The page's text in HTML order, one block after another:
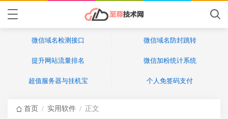
微信域名检测接口 微信域名防封跳转
提升网站流量排名 微信加粉统计系统
超值服务器与挂机宝 个人免签码支付
首页 / 实用软件 / 正文